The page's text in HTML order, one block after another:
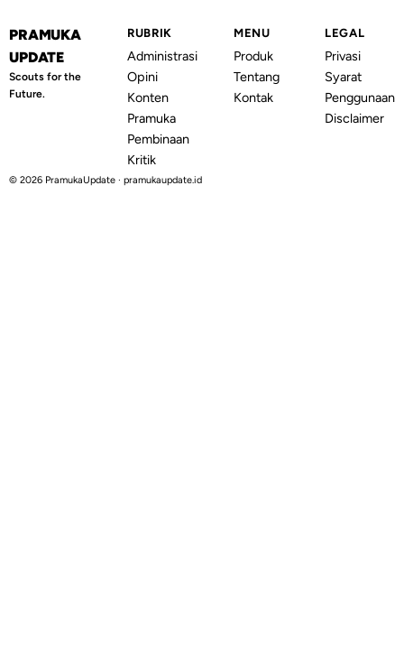
PRAMUKA
UPDATE
Scouts for the
Future.
RUBRIK
Administrasi
Opini
Konten
Pramuka
Pembinaan
Kritik
MENU
Produk
Tentang
Kontak
LEGAL
Privasi
Syarat
Penggunaan
Disclaimer
© 2026 PramukaUpdate · pramukaupdate.id